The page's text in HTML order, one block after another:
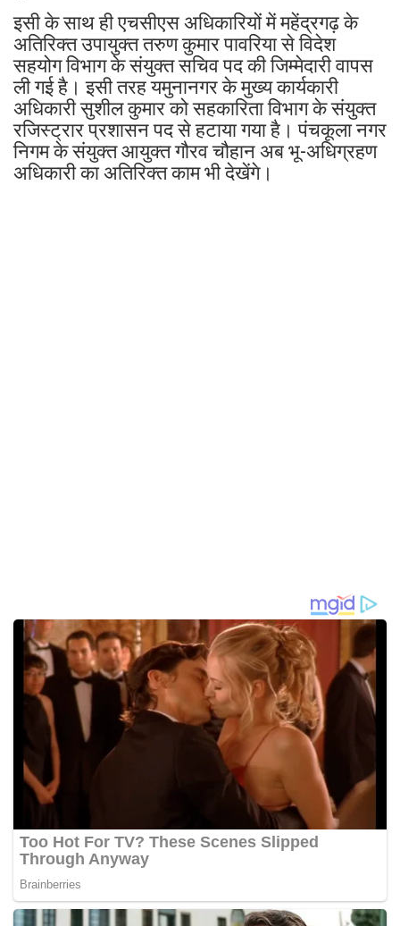
इसी के साथ ही एचसीएस अधिकारियों में महेंद्रगढ़ के
अतिरिक्त उपायुक्त तरुण कुमार पावरिया से विदेश
सहयोग विभाग के संयुक्त सचिव पद की जिम्मेदारी वापस
ली गई है। इसी तरह यमुनानगर के मुख्य कार्यकारी
अधिकारी सुशील कुमार को सहकारिता विभाग के संयुक्त
रजिस्ट्रार प्रशासन पद से हटाया गया है। पंचकूला नगर
निगम के संयुक्त आयुक्त गौरव चौहान अब भू-अधिग्रहण
अधिकारी का अतिरिक्त काम भी देखेंगे।